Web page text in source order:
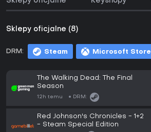
Sklepy oficjalne (8)
DRM: Steam Microsoft Store
The Walking Dead: The Final
Season
12h temu DRM:
Red Johnson's Chronicles - 1+2
- Steam Special Edition